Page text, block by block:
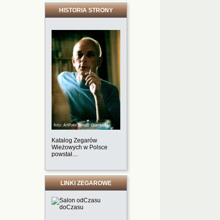
HISTORIA STRONY
Katalog Zegarów
Wieżowych w Polsce
powstał....
LINKI ZEGAROWE